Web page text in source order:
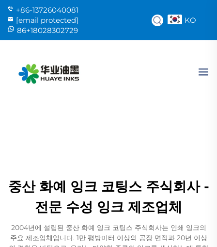
+86-13726040081
[email protected]
86+18028302729
KO
중산 화예 잉크 코팅스 주식회사 -
전문 수성 잉크 제조업체
2004년에 설립된 중산 화예 잉크 코팅스 주식회사는 인쇄 잉크의
주요 제조업체입니다. 1만 평방미터 이상의 공장 면적과 20년 이상